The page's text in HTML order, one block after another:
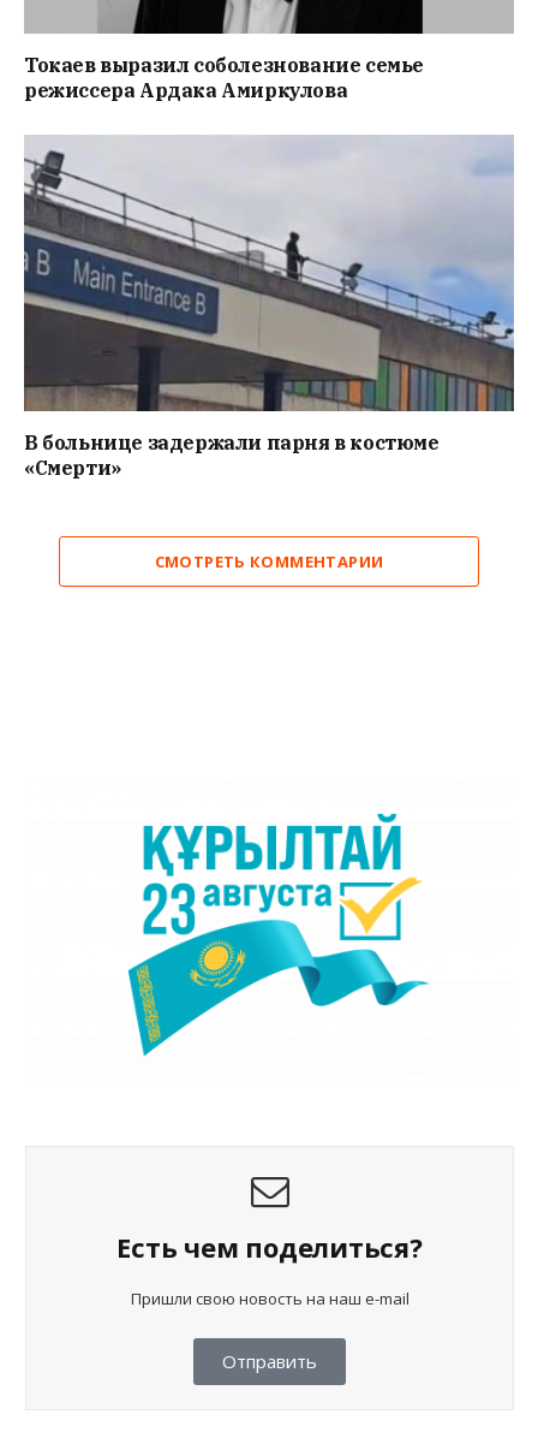
Токаев выразил соболезнование семье
режиссера Ардака Амиркулова
В больнице задержали парня в костюме
«Смерти»
СМОТРЕТЬ КОММЕНТАРИИ
Есть чем поделиться?
Пришли свою новость на наш e-mail
Отправить